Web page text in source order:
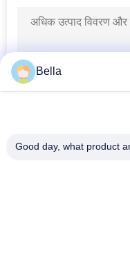
Bella
Good day, what product